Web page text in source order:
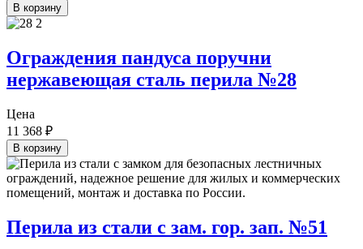
В корзину
Ограждения пандуса поручни
нержавеющая сталь перила №28
Цена
11 368 ₽
В корзину
Перила из стали с зам. гор. зап. №51